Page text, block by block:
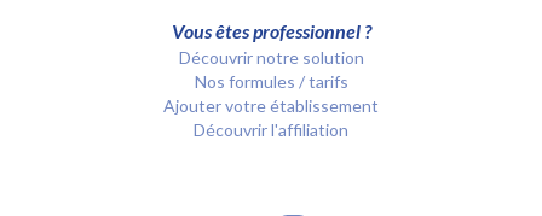
Vous êtes professionnel ?
Découvrir notre solution
Nos formules / tarifs
Ajouter votre établissement
Découvrir l'affiliation